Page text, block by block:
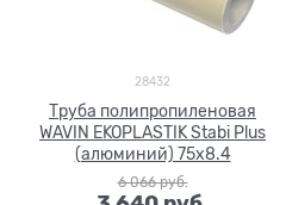
28432
Труба полипропиленовая
WAVIN EKOPLASTIK Stabi Plus
(алюминий) 75x8.4
6 066 руб.